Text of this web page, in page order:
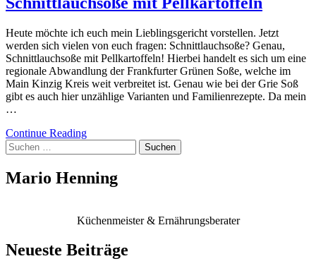
Heute möchte ich euch mein Lieblingsgericht vorstellen. Jetzt
werden sich vielen von euch fragen: Schnittlauchsoße? Genau,
Schnittlauchsoße mit Pellkartoffeln! Hierbei handelt es sich um eine
regionale Abwandlung der Frankfurter Grünen Soße, welche im
Main Kinzig Kreis weit verbreitet ist. Genau wie bei der Grie Soß
gibt es auch hier unzählige Varianten und Familienrezepte. Da mein
…
Continue Reading
Suchen
nach:
Mario Henning
Küchenmeister & Ernährungsberater
Neueste Beiträge